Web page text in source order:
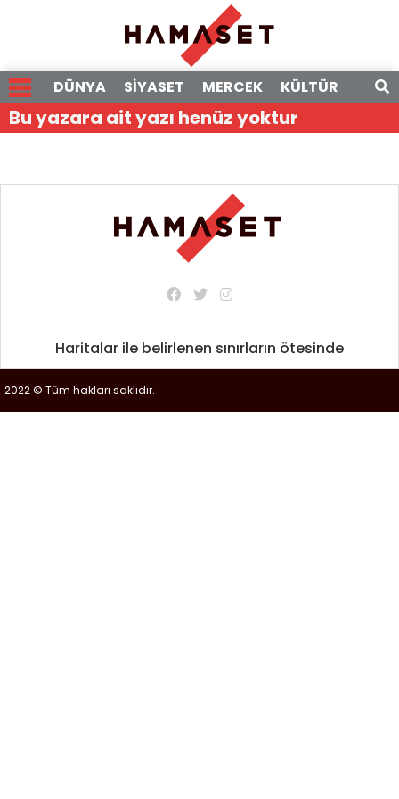
DÜNYA SİYASET MERCEK KÜLTÜR
Bu yazara ait yazı henüz yoktur
Haritalar ile belirlenen sınırların ötesinde
2022 © Tüm hakları saklıdır.